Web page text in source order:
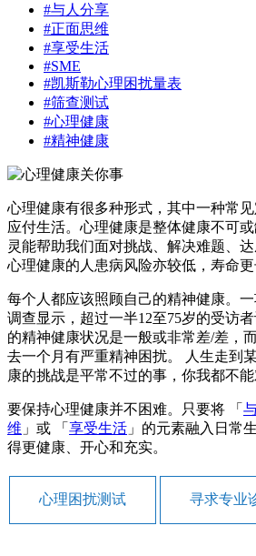
#与人分享
#正面思维
#享受生活
#SME
#凯斯勒心理困扰量表
#筛查测试
#心理健康
#精神健康
心理健康有很多种形式，其中一种常
应付生活。心理健康是整体健康不可
灵能帮助我们面对挑战、解决难题、达
心理健康的人患病风险亦较低，寿命更
每个人都应该照顾自己的精神健康。
调查显示，超过一半12至75岁的受访
的精神健康状况是一般或非常差/差，
去一个月有严重精神困扰。 人生走到
康的挑战是平常不过的事，你我都不能
要保持心理健康并不困难。只要将 「
维 」或 「 享受生活 」的元素融入日常
得更健康、开心和充实。
心理困扰测试 寻求专业